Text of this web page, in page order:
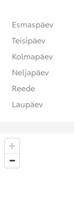
Esmaspäev
Teisipäev
Kolmapäev
Neljapäev
Reede
Laupäev